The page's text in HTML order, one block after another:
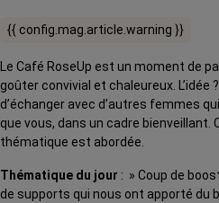
{{ config.mag.article.warning }}
Le Café RoseUp est un moment de
goûter convivial et chaleureux. L’idée
d’échanger avec d’autres femmes
que vous, dans un cadre bienveillant.
thématique est abordée.
Thématique du jour : » Coup de
de supports qui nous ont apporté du